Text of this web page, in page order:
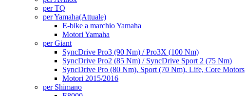
per TQ
per Yamaha(Attuale)
E-bike a marchio Yamaha
Motori Yamaha
per Giant
SyncDrive Pro3 (90 Nm) / Pro3X (100 Nm)
SyncDrive Pro2 (85 Nm) / SyncDrive Sport 2 (75 Nm)
SyncDrive Pro (80 Nm), Sport (70 Nm), Life, Core Motors
Motori 2015/2016
per Shimano